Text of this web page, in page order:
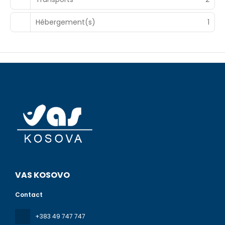
Hébergement(s) 1
VAS KOSOVO
Contact
+383 49 747 747